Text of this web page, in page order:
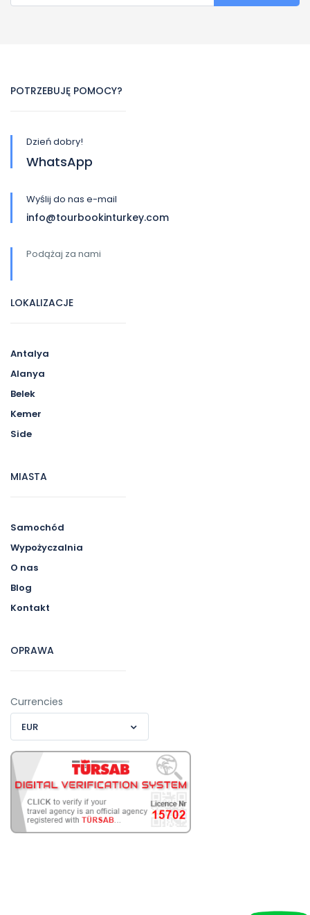
POTRZEBUJĘ POMOCY?
Dzień dobry!
WhatsApp
Wyślij do nas e-mail
info@tourbookinturkey.com
Podążaj za nami
LOKALIZACJE
Antalya
Alanya
Belek
Kemer
Side
MIASTA
Samochód
Wypożyczalnia
O nas
Blog
Kontakt
OPRAWA
Currencies
EUR